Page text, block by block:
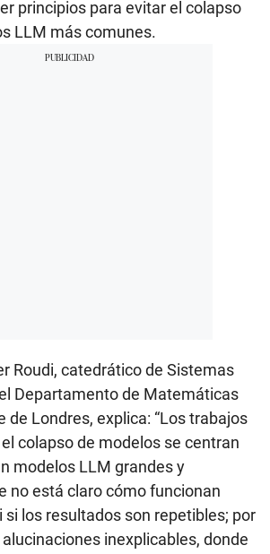
principios para evitar el colapso
LLM más comunes.
Roudi, catedrático de Sistemas
Departamento de Matemáticas
de Londres, explica: “Los trabajos
colapso de modelos se centran
modelos LLM grandes y
no está claro cómo funcionan
los resultados son repetibles; por
inexplicables, donde